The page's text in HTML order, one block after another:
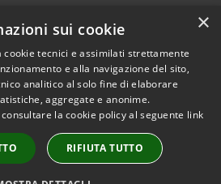
Copyright © 2026 • Comune di
Verano Brianza • Powered by
Municipium•
Accesso
redazione
×
sui cookie
cookie tecnici e assimilati strettamente
e alla navigazione del sito,
analitico al solo fine di elaborare
aggregate e anonime.
la cookie policy al seguente link
RIFIUTA TUTTO